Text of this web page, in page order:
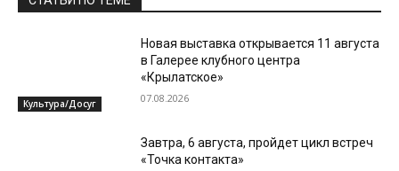
Культура/Досуг
Новая выставка открывается 11 августа
в Галерее клубного центра
«Крылатское»
07.08.2026
Завтра, 6 августа, пройдет цикл встреч
«Точка контакта»